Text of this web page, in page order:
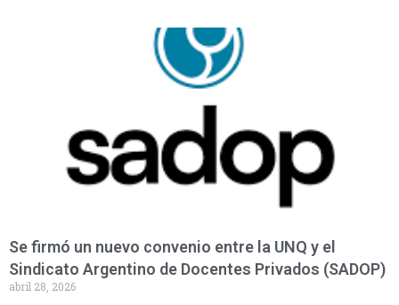
Se firmó un nuevo convenio entre la UNQ y el
Sindicato Argentino de Docentes Privados (SADOP)
abril 28, 2026